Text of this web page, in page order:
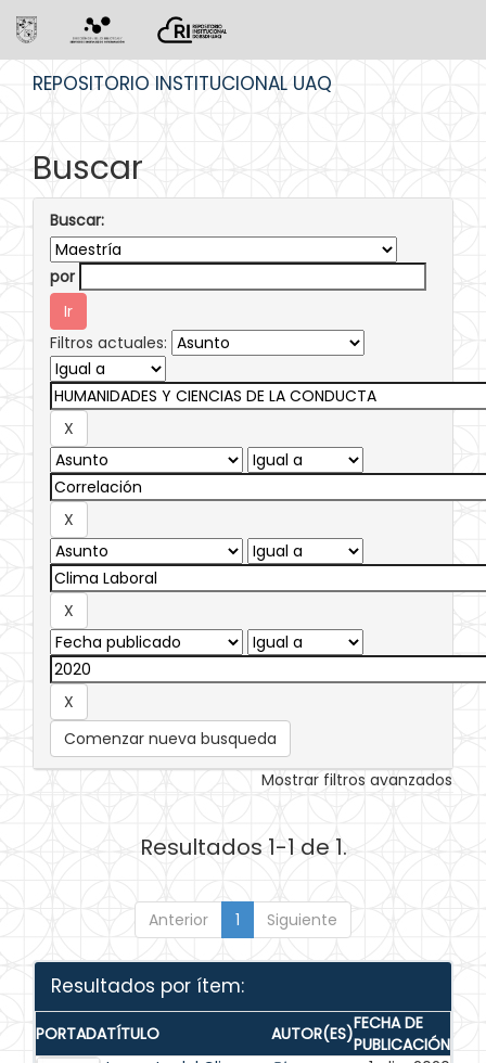
REPOSITORIO INSTITUCIONAL UAQ
Buscar
Buscar:
por
Filtros actuales:
Comenzar nueva busqueda
Mostrar filtros avanzados
Resultados 1-1 de 1.
Anterior 1 Siguiente
Resultados por ítem:
PORTADATÍTULO AUTOR(ES)FECHA DE
PUBLICACIÓN